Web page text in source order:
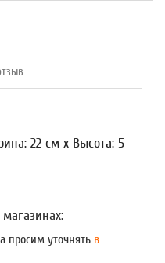
22 см x Высота: 5
просим уточнять в